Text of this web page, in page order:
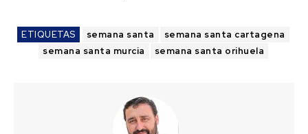
ETIQUETAS semana santa
semana santa cartagena
semana santa murcia
semana santa orihuela